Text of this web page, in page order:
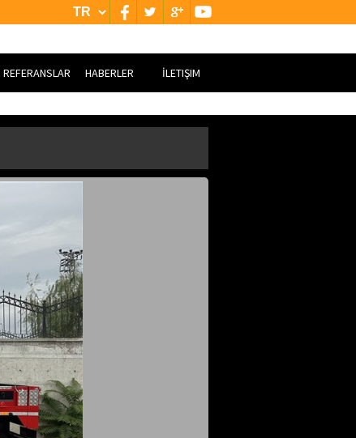
REFERANSLAR
YURT İÇİ
HABERLER İLETIŞIM
BİZE ULAŞIN